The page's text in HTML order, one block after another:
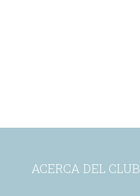
ACERCA DEL CLUB